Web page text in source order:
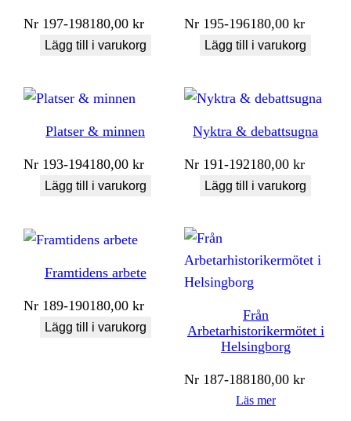
Nr 197-198180,00kr
Lägg till i varukorg
Nr 195-196180,00kr
Lägg till i varukorg
Platser & minnen
Nr 193-194180,00kr
Lägg till i varukorg
Nyktra & debattsugna
Nr 191-192180,00kr
Lägg till i varukorg
Framtidens arbete
Nr 189-190180,00kr
Lägg till i varukorg
Från
Arbetarhistorikermötet i
Helsingborg
Nr 187-188180,00kr
Läs mer